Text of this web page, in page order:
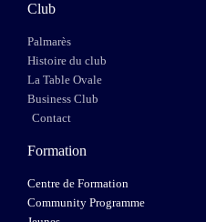
Club
Palmarès
Histoire du club
La Table Ovale
Business Club
Contact
Formation
Centre de Formation
Community Programme